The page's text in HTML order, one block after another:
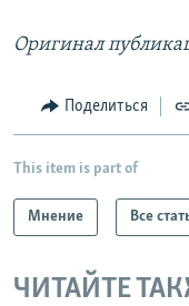
Оригинал
Поделиться
This item is part of
Мнение Все
ЧИТАЙТЕ